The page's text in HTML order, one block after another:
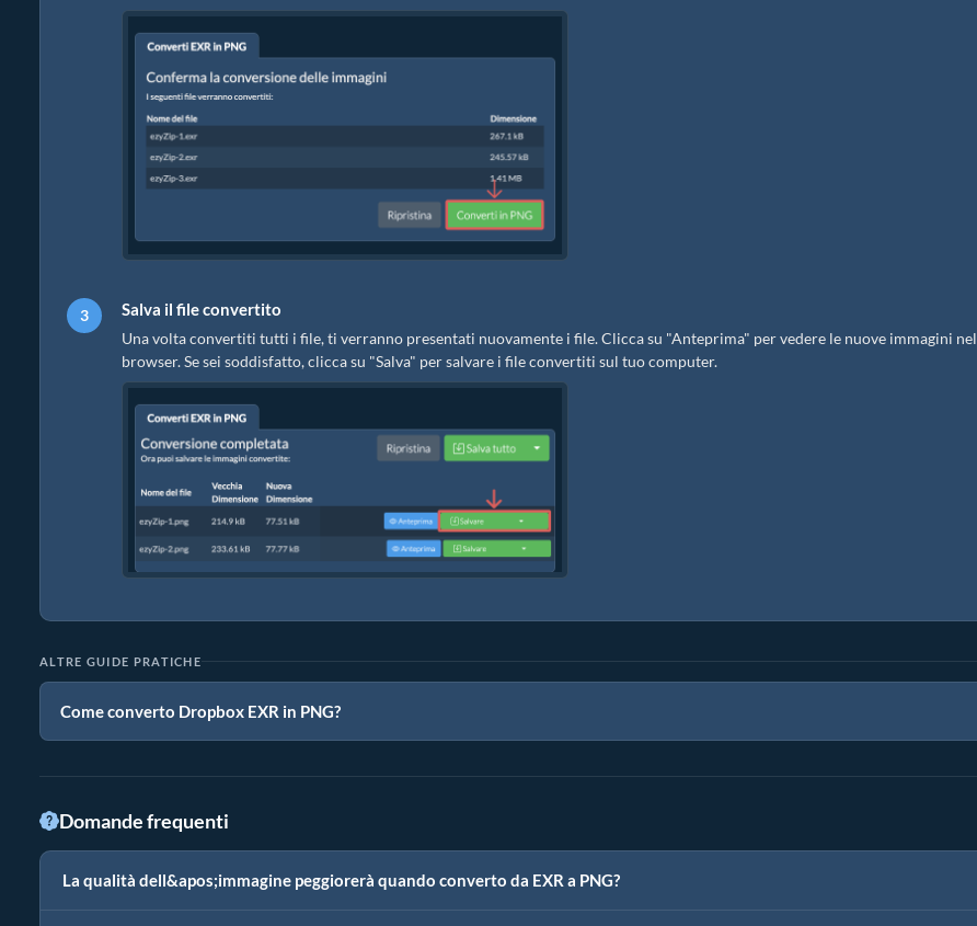
Salva il file convertito
Una volta convertiti tutti i file, ti verranno presentati nuovamente i file. Clicca su "Anteprima" per vedere le nuove immagini nel
browser. Se sei soddisfatto, clicca su "Salva" per salvare i file convertiti sul tuo computer.
ALTRE GUIDE PRATICHE
Come converto Dropbox EXR in PNG?
Domande frequenti
La qualità dell&apos;immagine peggiorerà quando converto da EXR a PNG?